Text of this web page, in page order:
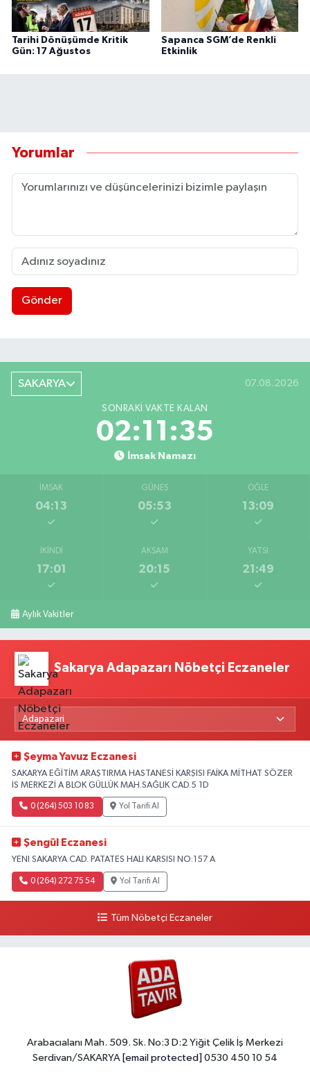
Tarihi Dönüşümde Kritik
Gün: 17 Ağustos
Sapanca SGM’de Renkli
Etkinlik
Yorumlar
Gönder
SAKARYA 07.08.2026
SONRAKI VAKTE KALAN
02:11:34
İmsak Namazı
İMSAK
04:13
GÜNEŞ
05:53
ÖĞLE
13:09
İKINDI
17:01
AKŞAM
20:15
YATSI
21:49
Aylık Vakitler
Sakarya Adapazarı Nöbetçi Eczaneler
Şeyma Yavuz Eczanesi
SAKARYA EĞİTİM ARAŞTIRMA HASTANESİ KARŞISI FAİKA MİTHAT SÖZER
İS MERKEZİ A BLOK GÜLLÜK MAH.SAĞLIK CAD.5 1D
0 (264) 503 10 83 Yol Tarifi Al
Şengül Eczanesi
YENI SAKARYA CAD. PATATES HALI KARSISI NO:157 A
0 (264) 272 75 54 Yol Tarifi Al
Tüm Nöbetçi Eczaneler
Arabacıalanı Mah. 509. Sk. No:3 D:2 Yiğit Çelik İş Merkezi
Serdivan/SAKARYA [email protected] 0530 450 10 54